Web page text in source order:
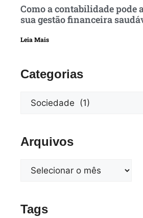
Como a contabilidade pode
sua gestão financeira
Leia Mais
Categorias
Arquivos
Tags